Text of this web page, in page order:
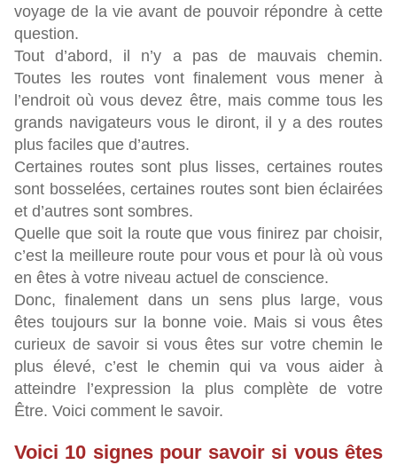
voyage de la vie avant de pouvoir répondre à cette
question.
Tout d’abord, il n’y a pas de mauvais chemin.
Toutes les routes vont finalement vous mener à
l’endroit où vous devez être, mais comme tous les
grands navigateurs vous le diront, il y a des routes
plus faciles que d’autres.
Certaines routes sont plus lisses, certaines routes
sont bosselées, certaines routes sont bien éclairées
et d’autres sont sombres.
Quelle que soit la route que vous finirez par choisir,
c’est la meilleure route pour vous et pour là où vous
en êtes à votre niveau actuel de conscience.
Donc, finalement dans un sens plus large, vous
êtes toujours sur la bonne voie. Mais si vous êtes
curieux de savoir si vous êtes sur votre chemin le
plus élevé, c’est le chemin qui va vous aider à
atteindre l’expression la plus complète de votre
Être. Voici comment le savoir.
Voici 10 signes pour savoir si vous êtes